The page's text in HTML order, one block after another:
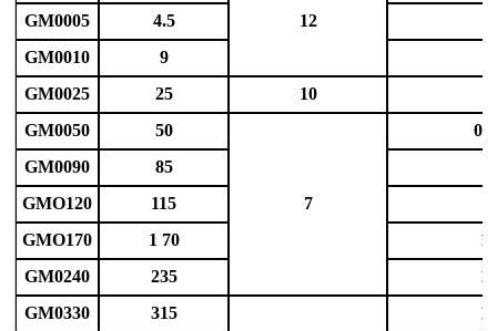
12
GM0005
4.5
GM0010
9
GM0025
25 10
GM0050
50
7
GM0090
85
GMO120
115
GMO170
1 70
GM0240
235
GM0330
315